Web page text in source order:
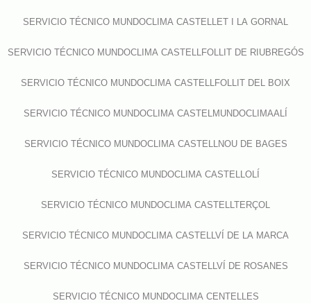
SERVICIO TÉCNICO MUNDOCLIMA CASTELLET I LA GORNAL
SERVICIO TÉCNICO MUNDOCLIMA CASTELLFOLLIT DE RIUBREGÓS
SERVICIO TÉCNICO MUNDOCLIMA CASTELLFOLLIT DEL BOIX
SERVICIO TÉCNICO MUNDOCLIMA CASTELMUNDOCLIMAALÍ
SERVICIO TÉCNICO MUNDOCLIMA CASTELLNOU DE BAGES
SERVICIO TÉCNICO MUNDOCLIMA CASTELLOLÍ
SERVICIO TÉCNICO MUNDOCLIMA CASTELLTERÇOL
SERVICIO TÉCNICO MUNDOCLIMA CASTELLVÍ DE LA MARCA
SERVICIO TÉCNICO MUNDOCLIMA CASTELLVÍ DE ROSANES
SERVICIO TÉCNICO MUNDOCLIMA CENTELLES